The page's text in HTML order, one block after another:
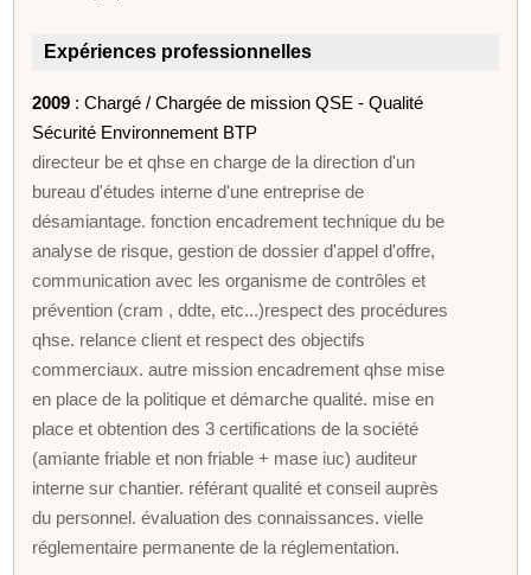
Expériences professionnelles
2009 : Chargé / Chargée de mission QSE - Qualité
Sécurité Environnement BTP
directeur be et qhse en charge de la direction d'un
bureau d'études interne d'une entreprise de
désamiantage. fonction encadrement technique du be
analyse de risque, gestion de dossier d'appel d'offre,
communication avec les organisme de contrôles et
prévention (cram , ddte, etc...)respect des procédures
qhse. relance client et respect des objectifs
commerciaux. autre mission encadrement qhse mise
en place de la politique et démarche qualité. mise en
place et obtention des 3 certifications de la société
(amiante friable et non friable + mase iuc) auditeur
interne sur chantier. référant qualité et conseil auprès
du personnel. évaluation des connaissances. vielle
réglementaire permanente de la réglementation.